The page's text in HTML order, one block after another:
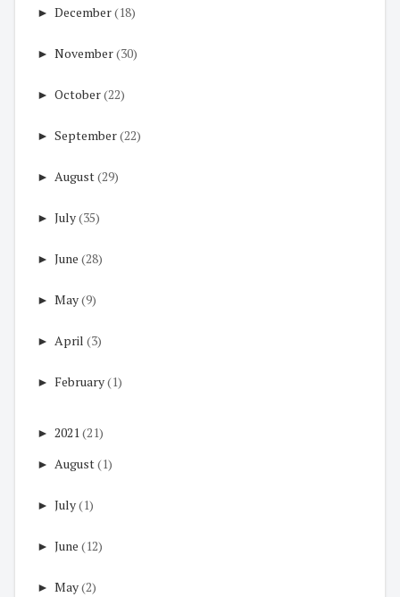
► December(18)
► November(30)
► October(22)
► September(22)
► August(29)
► July(35)
► June (28)
► May(9)
► April (3)
► February(1)
► 2021 (21)
► August(1)
► July(1)
► June (12)
► May(2)